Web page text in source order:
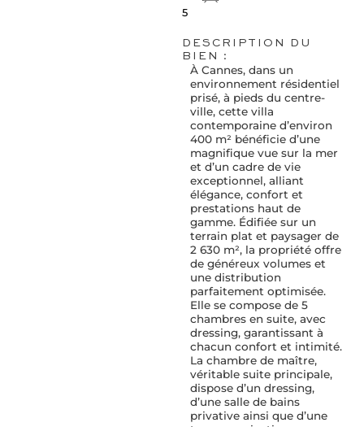
5
DESCRIPTION DU
BIEN :
À Cannes, dans un
environnement résidentiel
prisé, à pieds du centre-
ville, cette villa
contemporaine d’environ
400 m² bénéficie d’une
magnifique vue sur la mer
et d’un cadre de vie
exceptionnel, alliant
élégance, confort et
prestations haut de
gamme. Édifiée sur un
terrain plat et paysager de
2 630 m², la propriété offre
de généreux volumes et
une distribution
parfaitement optimisée.
Elle se compose de 5
chambres en suite, avec
dressing, garantissant à
chacun confort et intimité.
La chambre de maître,
véritable suite principale,
dispose d’un dressing,
d’une salle de bains
privative ainsi que d’une